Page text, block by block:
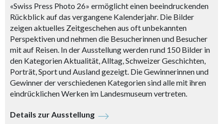
«Swiss Press Photo 26» ermöglicht einen beeindruckenden
Rückblick auf das vergangene Kalenderjahr. Die Bilder
zeigen aktuelles Zeitgeschehen aus oft unbekannten
Perspektiven und nehmen die Besucherinnen und Besucher
mit auf Reisen. In der Ausstellung werden rund 150 Bilder in
den Kategorien Aktualität, Alltag, Schweizer Geschichten,
Porträt, Sport und Ausland gezeigt. Die Gewinnerinnen und
Gewinner der verschiedenen Kategorien sind alle mit ihren
eindrücklichen Werken im Landesmuseum vertreten.
Details zur Ausstellung